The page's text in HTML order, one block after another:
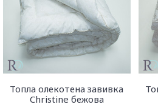
Топла олекотена завивка
Christine бежова